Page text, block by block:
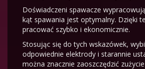
Doświadczeni spawacze
kąt spawania jest optymalny. Dzięki
pracować szybko i ekonomicznie.
Stosując się do tych wskazówek,
odpowiednie elektrody i starannie
można znacznie zaoszczędzić